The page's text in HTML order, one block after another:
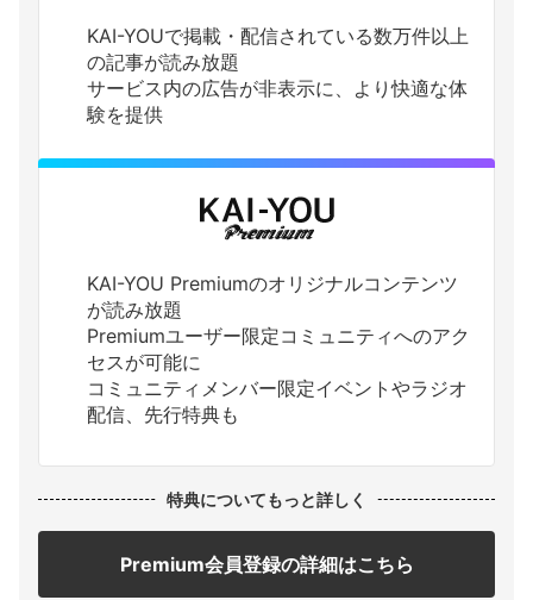
KAI-YOUで掲載・配信されている数万件以上
の記事が読み放題
サービス内の広告が非表示に、より快適な体
験を提供
KAI-YOU Premiumのオリジナルコンテンツ
が読み放題
Premiumユーザー限定コミュニティへのアク
セスが可能に
コミュニティメンバー限定イベントやラジオ
配信、先行特典も
特典についてもっと詳しく
Premium会員登録の詳細はこちら